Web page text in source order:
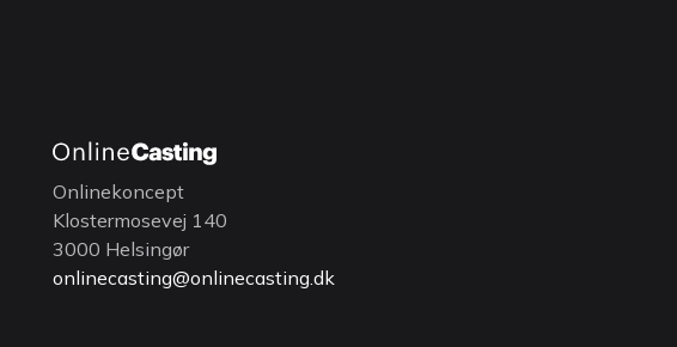
Onlinekoncept
Klostermosevej 140
3000 Helsingør
onlinecasting@onlinecasting.dk